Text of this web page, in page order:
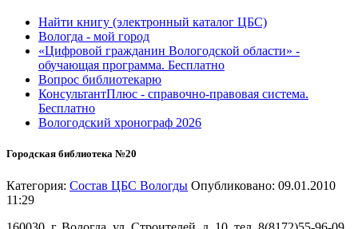
Найти книгу (электронный каталог ЦБС)
Вологда - мой город
«Цифровой гражданин Вологодской области» -
обучающая программа. Бесплатно
Вопрос библиотекарю
КонсультантПлюс - справочно-правовая система.
Бесплатно
Вологодский хронограф 2026
Городская библиотека №20
Категория: Состав ЦБС Вологды Опубликовано: 09.01.2010
11:29